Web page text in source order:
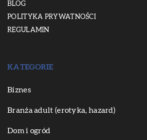
BLOG
POLITYKA PRYWATNOŚCI
REGULAMIN
KATEGORIE
Biznes
Branża adult (erotyka, hazard)
Dom i ogród